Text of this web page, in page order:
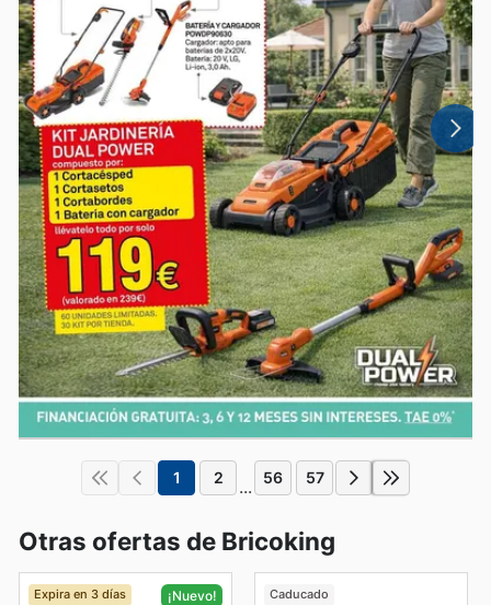
1 2 ... 56 57
Otras ofertas de Bricoking
Expira en 3 días ¡Nuevo! Caducado